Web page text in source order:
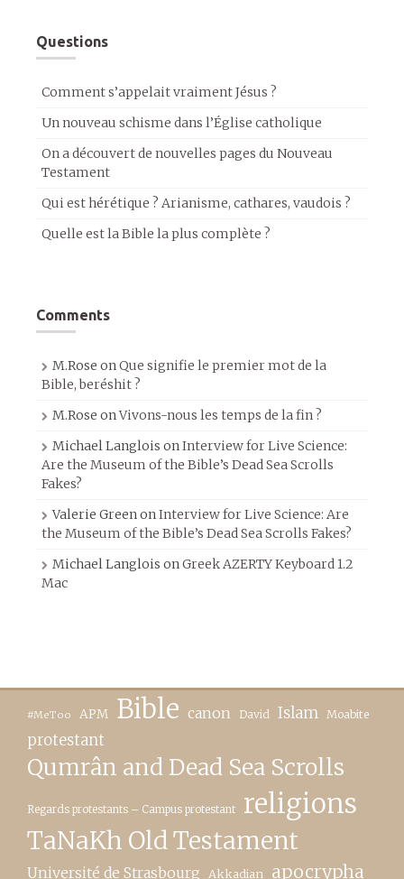
Questions
Comment s’appelait vraiment Jésus ?
Un nouveau schisme dans l’Église catholique
On a découvert de nouvelles pages du Nouveau
Testament
Qui est hérétique ? Arianisme, cathares, vaudois ?
Quelle est la Bible la plus complète ?
Comments
M.Rose onQue signifie le premier mot de la
Bible, beréshit ?
M.Rose onVivons-nous les temps de la fin ?
Michael Langlois onInterview for Live Science:
Are the Museum of the Bible’s Dead Sea Scrolls
Fakes?
Valerie GreenonInterview for Live Science: Are
the Museum of the Bible’s Dead Sea Scrolls Fakes?
Michael Langlois onGreek AZERTY Keyboard 1.2
Mac
#MeToo APM Bible canon David Islam Moabite
protestant
Qumrân and Dead Sea Scrolls
Regards protestants – Campus protestant religions
TaNaKh Old Testament
Université de Strasbourg Akkadian apocrypha